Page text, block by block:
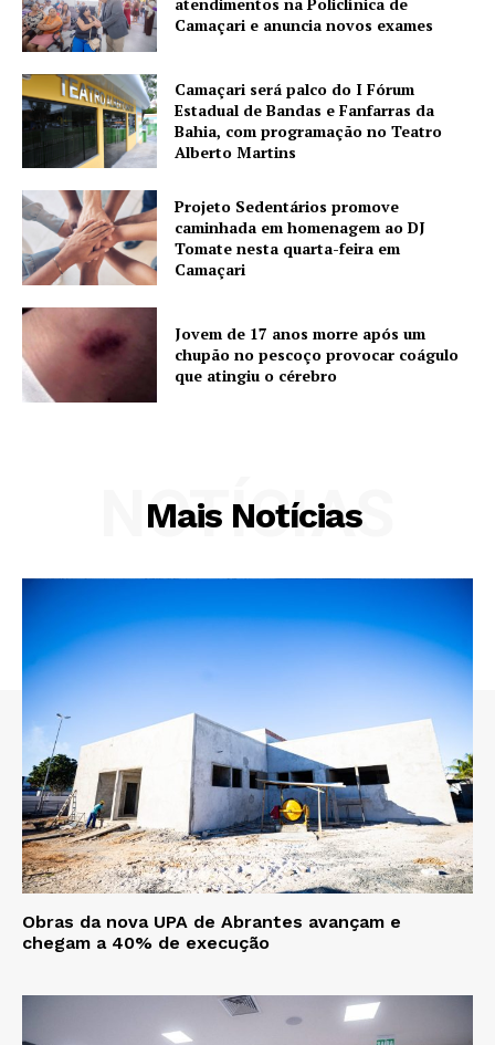
Camaçari e anuncia novos exames
Camaçari será palco do I Fórum
Estadual de Bandas e Fanfarras da
Bahia, com programação no Teatro
Alberto Martins
Projeto Sedentários promove
caminhada em homenagem ao DJ
Tomate nesta quarta-feira em
Camaçari
Jovem de 17 anos morre após um
chupão no pescoço provocar coágulo
que atingiu o cérebro
Mais Notícias
NOTÍCIAS
Obras da nova UPA de Abrantes avançam e
chegam a 40% de execução